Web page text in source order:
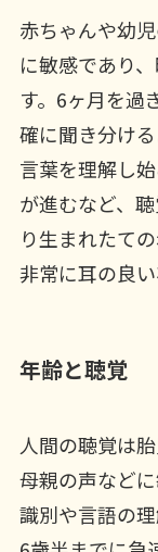
赤ちゃんや幼
に敏感であり
す。6ヶ月を過
確に聞き分け
言葉を理解し
が進むなど、
り生まれたて
非常に耳の良
年齢と聴覚
人間の聴覚は
母親の声など
識別や言語の